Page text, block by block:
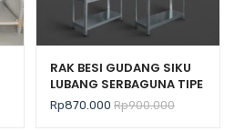
RAK BESI GUDANG SIKU
LUBANG SERBAGUNA TIPE
JUNO B02 GALVANIS –
PLAT SHELVING
Rp870.000 Rp900.000